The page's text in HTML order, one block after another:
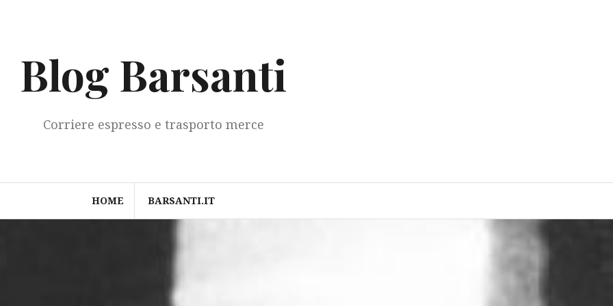
Blog Barsanti
Corriere espresso e trasporto merce
HOME BARSANTI.IT